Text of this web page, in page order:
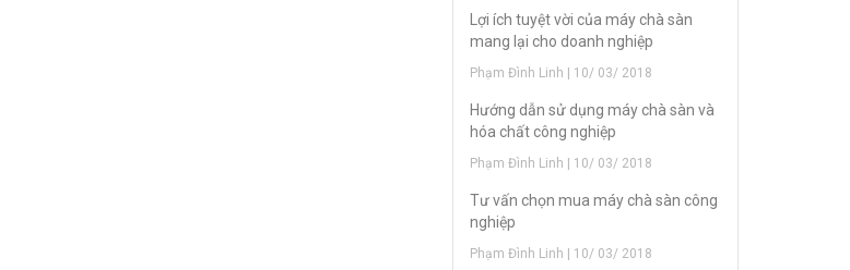
Lợi ích tuyệt vời của máy chà sàn
mang lại cho doanh nghiệp
Phạm Đình Linh | 10/ 03/ 2018
Hướng dẫn sử dụng máy chà sàn và
hóa chất công nghiệp
Phạm Đình Linh | 10/ 03/ 2018
Tư vấn chọn mua máy chà sàn công
nghiệp
Phạm Đình Linh | 10/ 03/ 2018